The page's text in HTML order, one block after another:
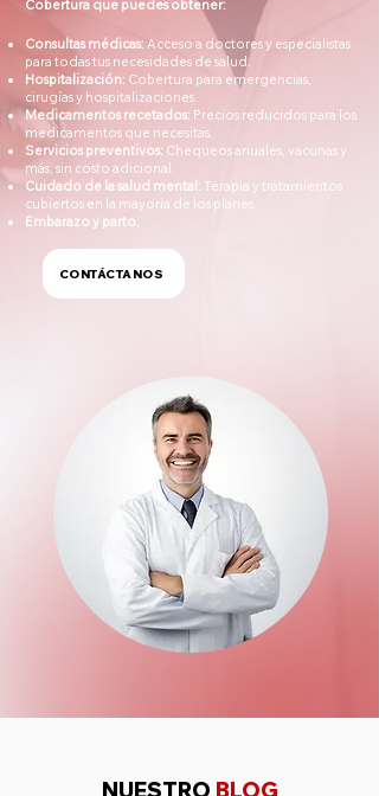
Cobertura que puedes obtener:
Consultas médicas:Acceso a doctores y especialistas
para todas tus necesidades de salud.
Hospitalización: Cobertura para emergencias,
cirugías y hospitalizaciones.
Medicamentos recetados: Precios reducidos para los
medicamentos que necesitas.
Servicios preventivos: Chequeos anuales, vacunas y
más, sin costo adicional.
Cuidado de la salud mental: Terapia y tratamientos
cubiertos en la mayoría de los planes.
Embarazo y parto.
CONTÁCTANOS